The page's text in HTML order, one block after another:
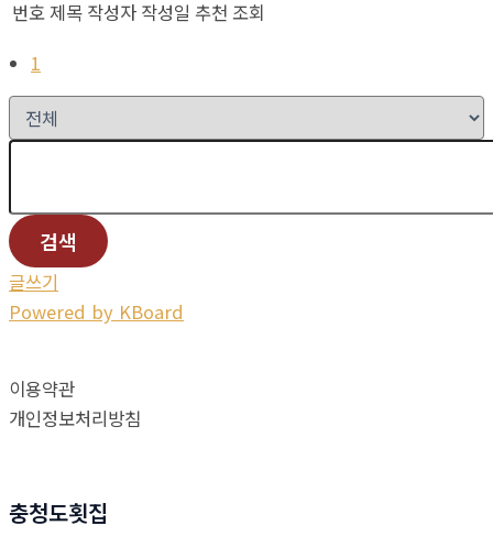
번호제목 작성자 작성일 추천 조회
1
검색
글쓰기
Powered by KBoard
이용약관
개인정보처리방침
충청도횟집